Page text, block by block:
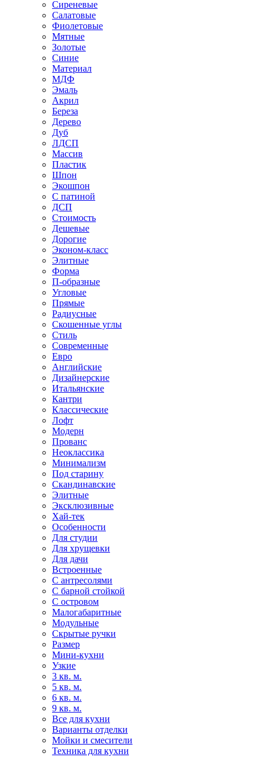
Сиреневые
Салатовые
Фиолетовые
Мятные
Золотые
Синие
Материал
МДФ
Эмаль
Акрил
Береза
Дерево
Дуб
ЛДСП
Массив
Пластик
Шпон
Экошпон
С патиной
ДСП
Стоимость
Дешевые
Дорогие
Эконом-класс
Элитные
Форма
П-образные
Угловые
Прямые
Радиусные
Скошенные углы
Стиль
Современные
Евро
Английские
Дизайнерские
Итальянские
Кантри
Классические
Лофт
Модерн
Прованс
Неоклассика
Минимализм
Под старину
Скандинавские
Элитные
Эксклюзивные
Хай-тек
Особенности
Для студии
Для хрущевки
Для дачи
Встроенные
С антресолями
С барной стойкой
С островом
Малогабаритные
Модульные
Скрытые ручки
Размер
Мини-кухни
Узкие
3 кв. м.
5 кв. м.
6 кв. м.
9 кв. м.
Все для кухни
Варианты отделки
Мойки и смесители
Техника для кухни